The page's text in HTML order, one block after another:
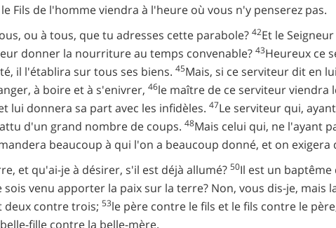
Fils de l'homme viendra à l'heure où vous n'y penserez pas.
ou à tous, que tu adresses cette parabole? 42Et le
donner la nourriture au temps convenable? 43Heureux ce
il l'établira sur tous ses biens. 45Mais, si ce serviteur dit en
à boire et à s'enivrer, 46le maître de ce serviteur viendra
lui donnera sa part avec les infidèles. 47Le serviteur qui,
d'un grand nombre de coups. 48Mais celui qui, ne l'ayant
beaucoup à qui l'on a beaucoup donné, et on
et qu'ai-je à désirer, s'il est déjà allumé? 50Il est un
sois venu apporter la paix sur la terre? Non, vous dis-je, mais
deux contre trois; 53le père contre le fils et le fils contre le
fille contre la belle-mère.